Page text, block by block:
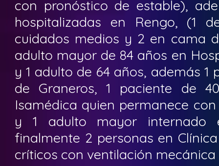
con pronóstico de estable),
hospitalizadas en Rengo, (1
cuidados medios y 2 en cama
adulto mayor de 84 años en
y 1 adulto de 64 años, además 1
de Graneros, 1 paciente de
Isamédica quien permanece
y 1 adulto mayor internado
finalmente 2 personas en
críticos con ventilación mecánica